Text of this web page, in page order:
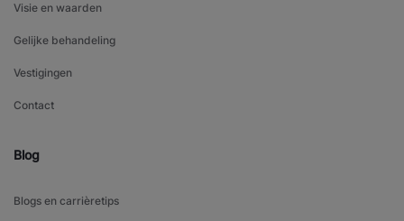
Visie en waarden
Gelijke behandeling
Vestigingen
Contact
Blog
Blogs en carrièretips